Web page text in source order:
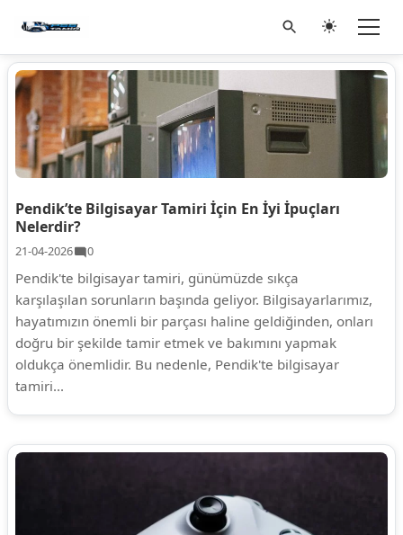
Pendik’te Bilgisayar Tamiri İçin En İyi İpuçları
Nelerdir?
21-04-2026 0
Pendik'te bilgisayar tamiri, günümüzde sıkça
karşılaşılan sorunların başında geliyor. Bilgisayarlarımız,
hayatımızın önemli bir parçası haline geldiğinden, onları
doğru bir şekilde tamir etmek ve bakımını yapmak
oldukça önemlidir. Bu nedenle, Pendik'te bilgisayar
tamiri...